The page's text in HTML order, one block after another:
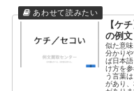
【ケ
の例文
似た意
分かり
ば日本
け方を
う言葉
があり